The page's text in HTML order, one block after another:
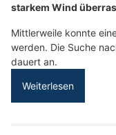
starkem Wind
Mittlerweile konnte
werden. Die Suche
dauert an.
Weiterlesen